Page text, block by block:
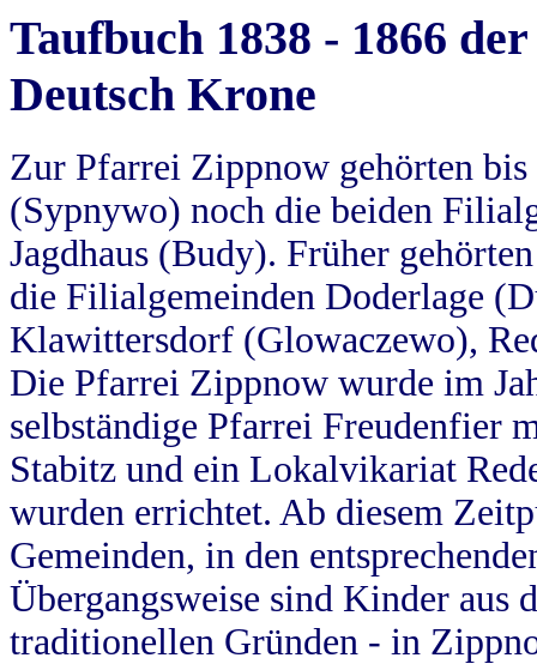
Taufbuch 1838 - 1866
Deutsch Krone
Zur Pfarrei Zippnow gehörten
(Sypnywo) noch die beiden
Jagdhaus (Budy). Früher
die Filialgemeinden Doderlage
Klawittersdorf (Glowaczewo),
Die Pfarrei Zippnow wurde im
selbständige Pfarrei Freudenfier
Stabitz und ein Lokalvikariat
wurden errichtet. Ab diesem
Gemeinden, in den
Übergangsweise sind Kinder aus
traditionellen Gründen - in